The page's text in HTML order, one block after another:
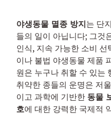
야생동물 멸종 방지는 단
들의 일이 아닙니다; 그것
인식, 지속 가능한 소비
이나 불법 야생동물 제품
원은 누구나 취할 수 있는
취약한 종들의 운명은 저
이고 과학에 기반한 동물
호에 대한 강력한 국제적